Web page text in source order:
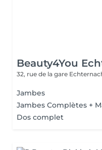
Beauty4You
32, rue de la gare
Jambes
Jambes Complètes +
Dos complet